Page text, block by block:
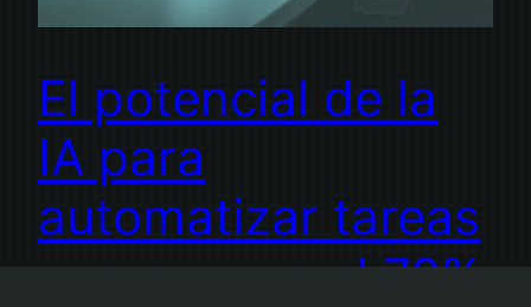
El potencial de la
IA para
automatizar tareas
que ocupan el 70%